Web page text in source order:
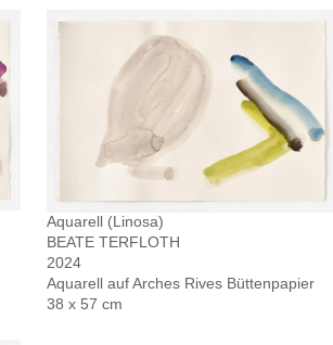
Aquarell (Linosa)
BEATE TERFLOTH
2024
Aquarell auf Arches Rives Büttenpapier
38 x 57 cm